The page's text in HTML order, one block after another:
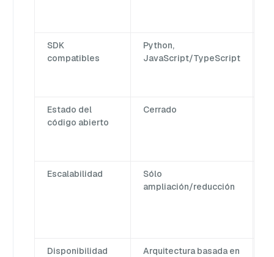
SDK
compatibles
Python,
JavaScript/TypeScript
Estado del
código abierto
Cerrado
Escalabilidad
Sólo
ampliación/reducción
Disponibilidad
Arquitectura basada en